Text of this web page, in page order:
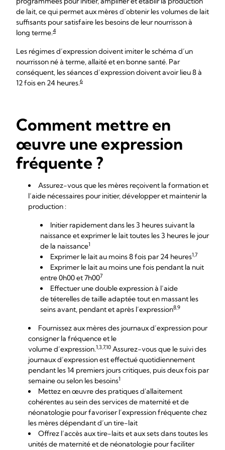
de lait, ce qui permet aux mères d’obtenir les volumes de lait
suffisants pour satisfaire les besoins de leur nourrisson à
long terme.4
Les régimes d’expression doivent imiter le schéma d’un
nourrisson né à terme, allaité et en bonne santé. Par
conséquent, les séances d’expression doivent avoir lieu 8 à
12 fois en 24 heures.6
Comment mettre en
œuvre une expression
fréquente ?
Assurez-vous que les mères reçoivent la formation et
l’aide nécessaires pour initier, développer et maintenir la
production :
Initier rapidement dans les 3 heures suivant la
naissance et exprimer le lait toutes les 3 heures le jour
de la naissance1
Exprimer le lait au moins 8 fois par 24 heures1,7
Exprimer le lait au moins une fois pendant la nuit
entre 0h00 et 7h007
Effectuer une double expression à l’aide
de téterellesde taille adaptéetout en massant les
seins avant, pendant et après l’expression8,9
Fournissez aux mères des journaux d’expression pour
consigner la fréquence et le
volume d’expression.1,3,7,10 Assurez-vous que le suivi des
journaux d’expression est effectué quotidiennement
pendant les 14 premiers jours critiques, puis deux fois par
semaine ou selon les besoins1
Mettez en œuvre des pratiques d'allaitement
cohérentes au sein des services de maternité et de
néonatologie pour favoriser l’expression fréquente chez
les mères dépendant d’un tire-lait
Offrez l’accès aux tire-laits et aux sets dans toutes les
unités de maternité et de néonatologie pour faciliter